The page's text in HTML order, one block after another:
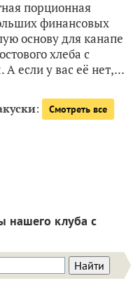
порционная
финансовых
основу для канапе
хлеба с
если у вас её нет,...
: Смотреть все
нашего клуба с